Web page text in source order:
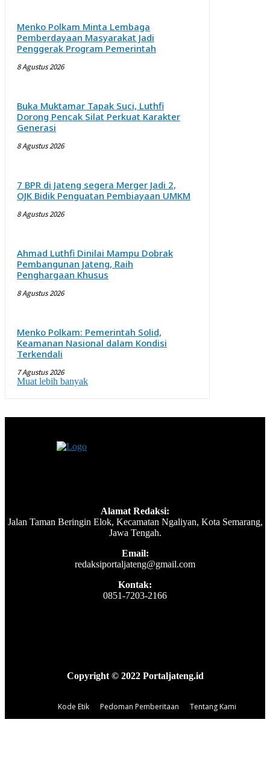
Menko Polkam Minta Lembaga
Pemberdayaan Masyarakat Jadi
Penggerak Program Pemerintah
8 Agustus 2026
Buka Muktamar Tapak Suci, Luthfi
Dorong Pencak Silat Perkuat Karakter
Generasi
8 Agustus 2026
7 BPR di Jateng segera Merger Jadi 2,
OJK Bidik Penguatan Pembiayaan UMKM
8 Agustus 2026
Ahmad Luthfi Dinilai Mampu Dobrak
Pembangunan Jateng, Raih
Penghargaan Khusus
8 Agustus 2026
Menko Polkam: Pemerintah Solid,
Keamanan Nasional dalam Kondisi
Terkendali
7 Agustus 2026
Muat lebih banyak
Alamat Redaksi:
Jalan Taman Beringin Elok, Kecamatan Ngaliyan, Kota Semarang,
Jawa Tengah.
Email:
redaksiportaljateng@gmail.com
Kontak:
0851-7203-2166
Copyright © 2022 Portaljateng.id
Kode Etik Pedoman Pemberitaan Tentang Kami